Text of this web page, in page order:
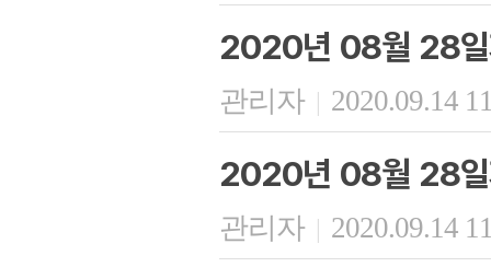
2020년 08월 28일
관리자 | 2020.09.14
2020년 08월 28일
관리자 | 2020.09.14